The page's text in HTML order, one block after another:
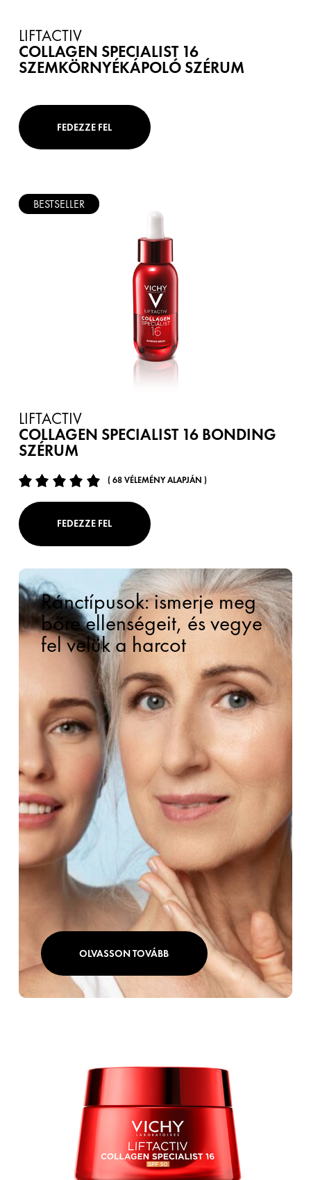
LIFTACTIV
COLLAGEN SPECIALIST 16
SZEMKÖRNYÉKÁPOLÓ SZÉRUM
FEDEZZE FEL
BESTSELLER
LIFTACTIV
COLLAGEN SPECIALIST 16 BONDING
SZÉRUM
( 68 VÉLEMÉNY ALAPJÁN )
FEDEZZE FEL
Ránctípusok: ismerje meg
bőre ellenségeit, és vegye
fel velük a harcot
OLVASSON TOVÁBB